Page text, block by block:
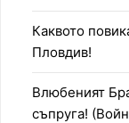
Каквото
Пловдив!
Влюбеният
съпруга!